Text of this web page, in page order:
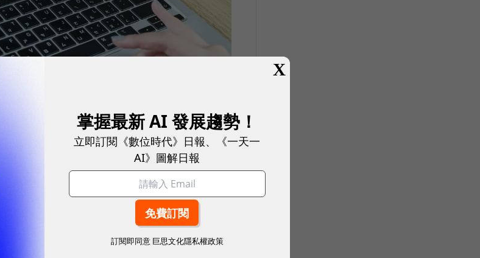
工程，很多人看不到、也看不懂我們在做
數據曁科技發展中心副總經理梁明喬指
比較偏重在包括銀行、人壽、產險等實際
島」的問題，因此，需要更整合的做
提供消費者一致性的體驗。
X
掌握最新 AI 發展趨勢！
立即訂閱《數位時代》日報、《一天一
AI》圖解日報
訂閱即同意 巨思文化隱私權政策